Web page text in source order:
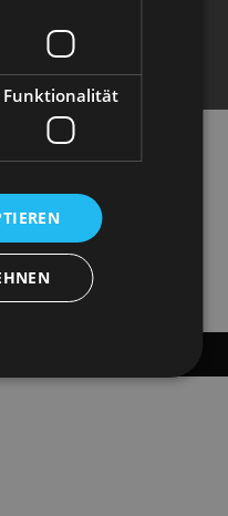
2026
Funktionalität